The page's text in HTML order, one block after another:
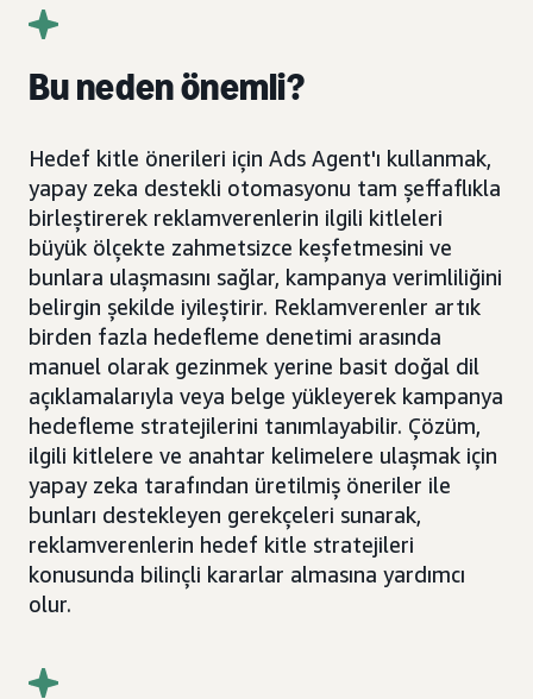
Bu neden önemli?
Hedef kitle önerileri için Ads Agent'ı kullanmak,
yapay zeka destekli otomasyonu tam şeffaflıkla
birleştirerek reklamverenlerin ilgili kitleleri
büyük ölçekte zahmetsizce keşfetmesini ve
bunlara ulaşmasını sağlar, kampanya verimliliğini
belirgin şekilde iyileştirir. Reklamverenler artık
birden fazla hedefleme denetimi arasında
manuel olarak gezinmek yerine basit doğal dil
açıklamalarıyla veya belge yükleyerek kampanya
hedefleme stratejilerini tanımlayabilir. Çözüm,
ilgili kitlelere ve anahtar kelimelere ulaşmak için
yapay zeka tarafından üretilmiş öneriler ile
bunları destekleyen gerekçeleri sunarak,
reklamverenlerin hedef kitle stratejileri
konusunda bilinçli kararlar almasına yardımcı
olur.